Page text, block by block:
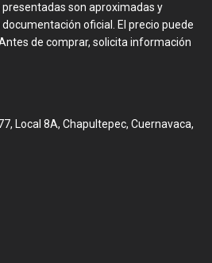
son aproximadas y
oficial. El precio puede
de comprar, solicita información
Local 8A, Chapultepec, Cuernavaca,